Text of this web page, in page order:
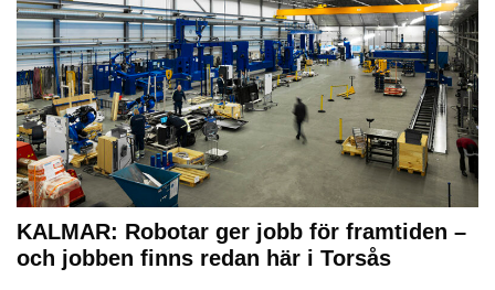
KALMAR: Robotar ger jobb för framtiden –
och jobben finns redan här i Torsås